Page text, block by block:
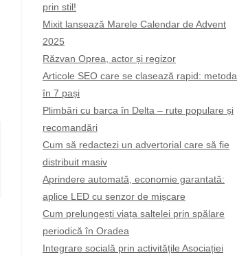
prin stil!
Mixit lansează Marele Calendar de Advent
2025
Răzvan Oprea, actor și regizor
Articole SEO care se clasează rapid: metoda
în 7 pași
Plimbări cu barca în Delta – rute populare și
recomandări
Cum să redactezi un advertorial care să fie
distribuit masiv
Aprindere automată, economie garantată:
aplice LED cu senzor de mișcare
Cum prelungești viața saltelei prin spălare
periodică în Oradea
Integrare socială prin activitățile Asociației